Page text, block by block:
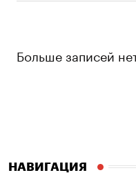
Больше записей
НАВИГАЦИЯ